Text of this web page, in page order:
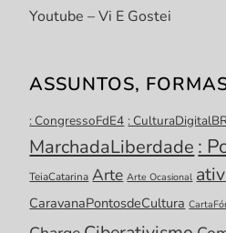
Youtube – Vi E Gostei
ASSUNTOS,
: CongressoFdE4 :
MarchadaLiberdade :
TeiaCatarina Arte Arte Ocasional
CaravanaPontosdeCultura